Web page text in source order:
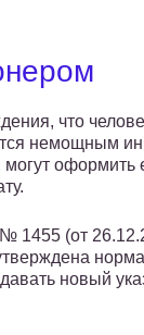
что
немощным
1455 (от
новый